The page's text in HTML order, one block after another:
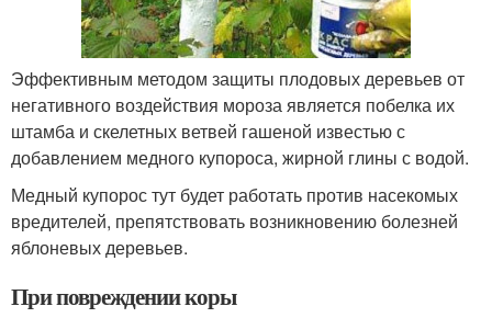
Эффективным методом защиты плодовых деревьев от
негативного воздействия мороза является побелка их
штамба и скелетных ветвей гашеной известью с
добавлением медного купороса, жирной глины с водой.
Медный купорос тут будет работать против насекомых
вредителей, препятствовать возникновению болезней
яблоневых деревьев.
При повреждении коры